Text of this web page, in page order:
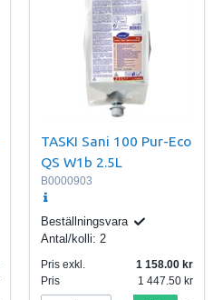
TASKI Sani 100 Pur-Eco
QS W1b 2.5L
B0000903
Beställningsvara
Antal/kolli: 2
Pris exkl.
1 158.00
Pris
1 447.50